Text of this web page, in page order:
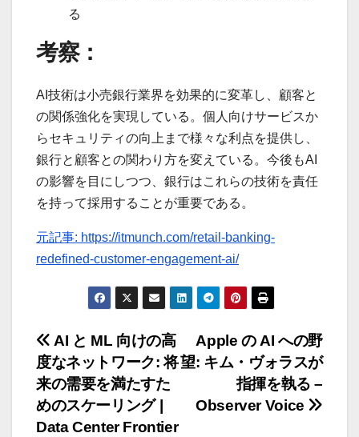
る
考察：
AI技術は小売銀行業界を効果的に変革し、顧客と
の関係強化を実現している。個人向けサービスか
らセキュリティの向上まで様々な利点を提供し、
銀行と顧客との関わり方を変えている。今後もAI
の影響を目にしつつ、銀行はこれらの技術を責任
を持って採用することが重要である。
元記事: https://itmunch.com/retail-banking-
redefined-customer-engagement-ai/
投
稿
ナ
Apple の AI への野
望: キム・ヴォラスが
指揮を執る –
Observer Voice
AI と ML 向けの高
度なネットワーク: 将
来の需要を満たすた
めのスケーリング |
Data Center Frontier